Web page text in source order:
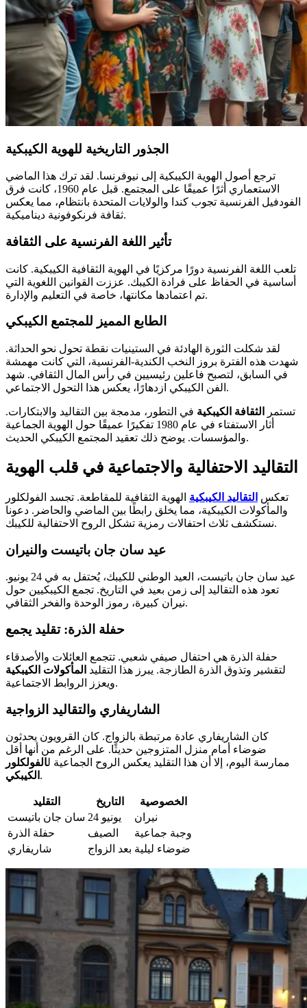
الجذور التاريخية للهوية الكيبكية
ترجع أصول الهوية الكيبكية إلى نيوفرنسا. لقد ترك هذا الماضي
الاستعماري أثرًا عميقًا على المجتمع. قبل عام 1960، كانت فرق
الفودفيل الفرنسية تجوب كندا والولايات المتحدة بانتظام، مما يعكس
ثقافة فرنكوفونية ديناميكية.
تأثير اللغة الفرنسية على الثقافة
تلعب اللغة الفرنسية دورًا مركزيًا في الهوية الثقافية الكيبكية. كانت
أساسية في الحفاظ على فرادة الكيبك. عززت القوانين اللغوية التي
تم اعتمادها مكانتها، خاصة في التعليم والإدارة.
الطابع المميز للمجتمع الكيبكي
لقد شكلت الثورة الهادئة في الستينيات نقطة تحول نحو الحداثة.
شهدت هذه الفترة بروز النخب الكندية-الفرنسية، التي كانت مهمشة
في السابق، لتصبح فاعلين رئيسيين في رأس المال الثقافي. شهد
الفن الكيبكي ازدهارًا، يعكس هذا التحول الاجتماعي.
تستمر الثقافة الكيبكية في التطور، مدمجة بين التقاليد والابتكارات.
أثار الاستفتاء في عام 1980 تفكيرًا عميقًا حول الهوية الجماعية
والمؤسسات. يوضح ذلك تعقيد المجتمع الكيبكي الحديث.
التقاليد الاحتفالية والاجتماعية في قلب الهوية
تعكس التقاليد الكيبكية الهوية الثقافية للمقاطعة. تجسد الفولكلور
والمأكولات الكيبكية، مما يخلق رابطًا بين الماضي والحاضر. دعونا
نستكشف ثلاث احتفالات رمزية تشكل الروح الاحتفالية للكيبك.
عيد سان جان باتيست والنيران
عيد سان جان باتيست، العيد الوطني للكيبك، يُحتفل به في 24 يونيو.
تعود هذه التقاليد إلى زمن بعيد في التاريخ. تجمع الكيبكيين حول
نيران كبيرة، رموز الوحدة والفخر الثقافي.
حفلة الذرة: تقليد يجمع
حفلة الذرة هي احتفال صيفي شعبي. تتجمع العائلات والأصدقاء
لتقشير وتذوق الذرة الطازجة. يبرز هذا التقليد المأكولات الكيبكية
ويعزز الروابط الاجتماعية.
الشاريفاري والتقاليد الزواجية
كان الشاريفاري عادة مرتبطة بالزواج. كان القرويون يحدثون
ضوضاء أمام منزل المتزوجين حديثًا. على الرغم من أنها أقل
ممارسة اليوم، إلا أن هذا التقليد يعكس الروح الجماعية لالفولكلور
الكيبكي .
التقليد التاريخ
الخصوصية
سان جان باتيست
24 يونيو
نيران
حفلة الذرة
الصيف
وجبة جماعية
شاريفاري
بعد الزواج ضوضاء ليلية